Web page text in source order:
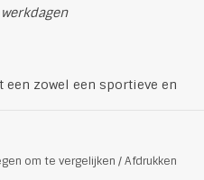
zowel een sportieve en
om te vergelijken /Afdrukken